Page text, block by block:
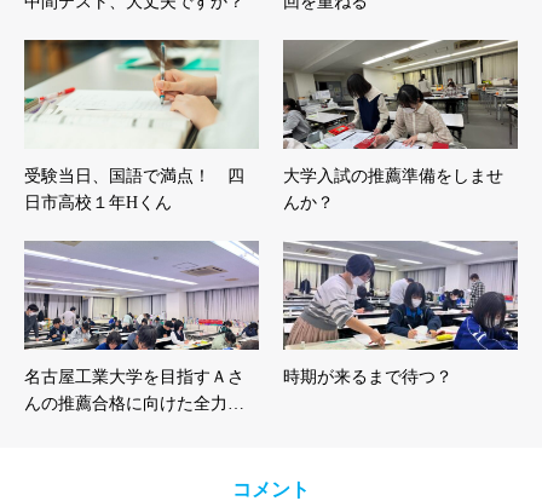
受験当日、国語で満点！ 四
日市高校１年Hくん
大学入試の推薦準備をしませ
んか？
名古屋工業大学を目指すＡさ
んの推薦合格に向けた全力…
時期が来るまで待つ？
コメント